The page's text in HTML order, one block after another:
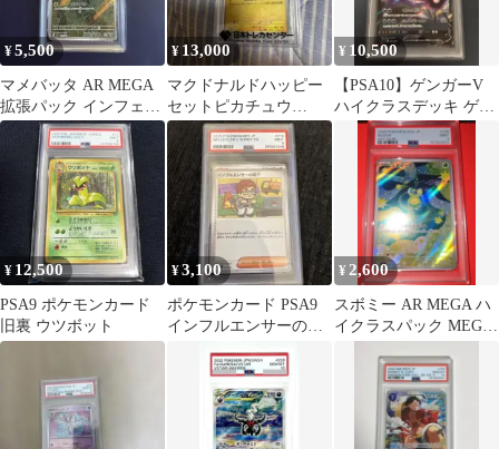
¥5,500
マメバッタ AR MEGA
拡張パック インフェル
ノX PSA10鑑定済み
¥ 13,000
マクドナルドハッピー
セットピカチュウ
PSA10
¥ 10,500
【PSA10】ゲンガーV
ハイクラスデッキ ゲン
ガーVMAX 001/019
¥ 12,500
PSA9 ポケモンカード
旧裏 ウツボット
¥3,100
ポケモンカード PSA9
インフルエンサーの紹
¥2,600
スボミー AR MEGA ハ
イクラスパック MEGA